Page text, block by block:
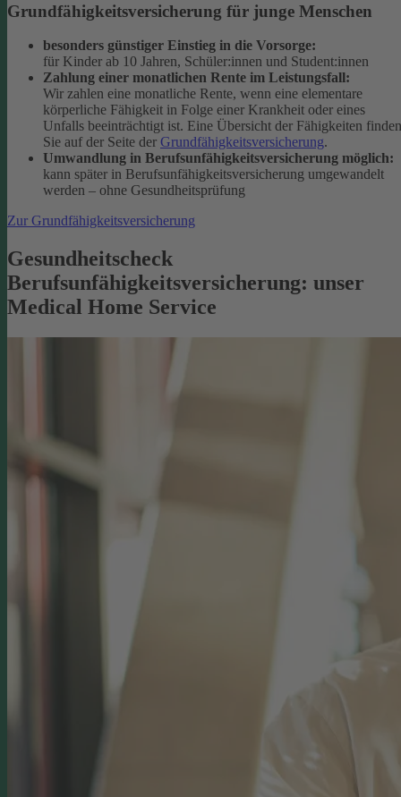
Grundfähigkeitsversicherung für junge Menschen
besonders günstiger Einstieg in die Vorsorge:
für Kinder ab 10 Jahren, Schüler:innen und Student:innen
Zahlung einer monatlichen Rente im Leistungsfall:
Wir zahlen eine monatliche Rente, wenn eine elementare
körperliche Fähigkeit in Folge einer Krankheit oder eines
Unfalls beeinträchtigt ist. Eine Übersicht der Fähigkeiten finden
Sie auf der Seite der Grundfähigkeitsversicherung.
Umwandlung in Berufsunfähigkeitsversicherung möglich:
kann später in Berufsunfähigkeitsversicherung umgewandelt
werden – ohne Gesundheitsprüfung
Zur Grundfähigkeitsversicherung
Gesundheitscheck
Berufsunfähigkeitsversicherung: unser
Medical Home Service